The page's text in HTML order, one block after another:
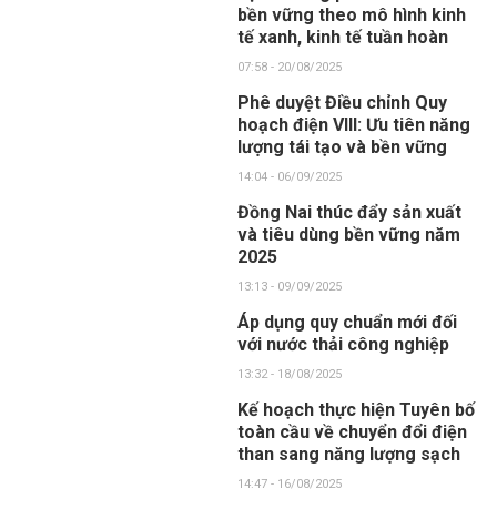
bền vững theo mô hình kinh
tế xanh, kinh tế tuần hoàn
07:58 - 20/08/2025
Phê duyệt Điều chỉnh Quy
hoạch điện VIII: Ưu tiên năng
lượng tái tạo và bền vững
14:04 - 06/09/2025
Đồng Nai thúc đẩy sản xuất
và tiêu dùng bền vững năm
2025
13:13 - 09/09/2025
Áp dụng quy chuẩn mới đối
với nước thải công nghiệp
13:32 - 18/08/2025
Kế hoạch thực hiện Tuyên bố
toàn cầu về chuyển đổi điện
than sang năng lượng sạch
14:47 - 16/08/2025